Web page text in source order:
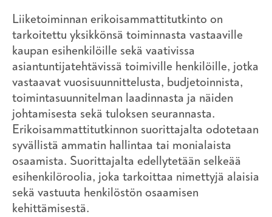
Liiketoiminnan erikoisammattitutkinto on
tarkoitettu yksikkönsä toiminnasta vastaaville
kaupan esihenkilöille sekä vaativissa
asiantuntijatehtävissä toimiville henkilöille, jotka
vastaavat vuosisuunnittelusta, budjetoinnista,
toimintasuunnitelman laadinnasta ja näiden
johtamisesta sekä tuloksen seurannasta.
Erikoisammattitutkinnon suorittajalta odotetaan
syvällistä ammatin hallintaa tai monialaista
osaamista. Suorittajalta edellytetään selkeää
esihenkilöroolia, joka tarkoittaa nimettyjä alaisia
sekä vastuuta henkilöstön osaamisen
kehittämisestä.